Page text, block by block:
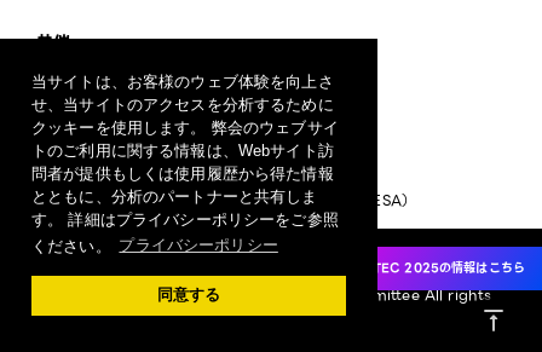
当サイトは、お客様のウェブ体験を向上さ
せ、当サイトのアクセスを分析するために
クッキーを使用します。 弊会のウェブサイ
トのご利用に関する情報は、Webサイト訪
問者が提供もしくは使用履歴から得た情報
とともに、分析のパートナーと共有しま
す。 詳細はプライバシーポリシーをご参照
ください。
プライバシーポリシー
同意する
CEATEC 2025の情報はこちら
共催
一般社団法人 情報通信ネットワーク産業協会
一般社団法人 ソフトウェア協会
運営
CEATEC 運営事務局
（一般社団法人日本エレクトロニクスショー協会/JESA）
Copyright 2024 CEATEC Organizing Committee All rights
reserved.
vertical_align_top